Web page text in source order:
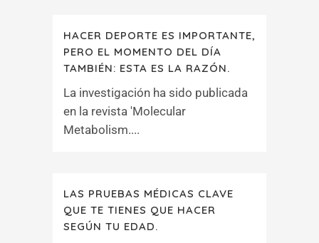
HACER DEPORTE ES IMPORTANTE,
PERO EL MOMENTO DEL DÍA
TAMBIÉN: ESTA ES LA RAZÓN.
La investigación ha sido publicada
en la revista 'Molecular
Metabolism....
LAS PRUEBAS MÉDICAS CLAVE
QUE TE TIENES QUE HACER
SEGÚN TU EDAD.